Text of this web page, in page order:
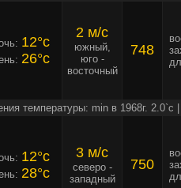
12°c
26°c
2 м/c
южный,
юго -
восточный
748
температуры: min в 1968г. 2.0`c
12°c
28°c
3 м/c
северо -
западный
750